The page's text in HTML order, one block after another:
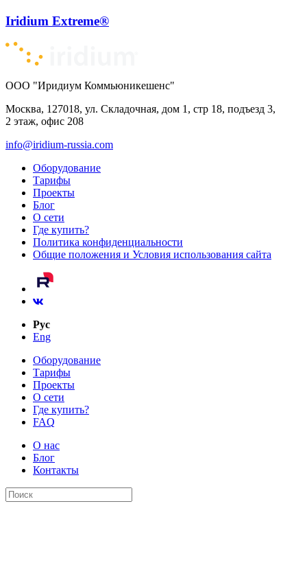
Iridium Extreme®
ООО "Иридиум Коммьюникешенс"
Москва, 127018, ул. Складочная, дом 1, стр 18, подъезд 3,
2 этаж, офис 208
info@iridium-russia.com
Оборудование
Тарифы
Проекты
Блог
О сети
Где купить?
Политика конфиденциальности
Общие положения и Условия использования сайта
Рус
Eng
Оборудование
Тарифы
Проекты
О сети
Где купить?
FAQ
О нас
Блог
Контакты